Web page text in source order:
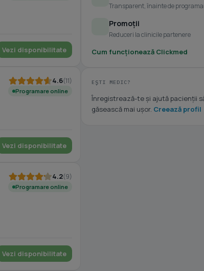
Vezi disponibilitate
4.6(11)
Programare online
Vezi disponibilitate
4.2(9)
Programare online
Vezi disponibilitate
Transparent, înainte de
Promoții
Reduceri la clinicile partenere
Cum funcționează Clickmed
EȘTI MEDIC?
Înregistrează-te și ajută pacienții
găsească mai ușor. Creează profil